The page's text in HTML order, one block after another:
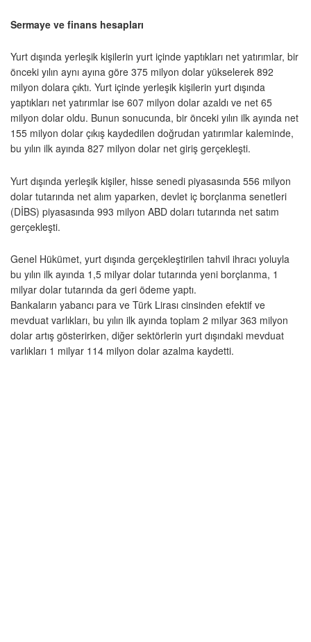
Sermaye ve finans hesapları
Yurt dışında yerleşik kişilerin yurt içinde yaptıkları net yatırımlar, bir
önceki yılın aynı ayına göre 375 milyon dolar yükselerek 892
milyon dolara çıktı. Yurt içinde yerleşik kişilerin yurt dışında
yaptıkları net yatırımlar ise 607 milyon dolar azaldı ve net 65
milyon dolar oldu. Bunun sonucunda, bir önceki yılın ilk ayında net
155 milyon dolar çıkış kaydedilen doğrudan yatırımlar kaleminde,
bu yılın ilk ayında 827 milyon dolar net giriş gerçekleşti.
Yurt dışında yerleşik kişiler, hisse senedi piyasasında 556 milyon
dolar tutarında net alım yaparken, devlet iç borçlanma senetleri
(DİBS) piyasasında 993 milyon ABD doları tutarında net satım
gerçekleşti.
Genel Hükümet, yurt dışında gerçekleştirilen tahvil ihracı yoluyla
bu yılın ilk ayında 1,5 milyar dolar tutarında yeni borçlanma, 1
milyar dolar tutarında da geri ödeme yaptı.
Bankaların yabancı para ve Türk Lirası cinsinden efektif ve
mevduat varlıkları, bu yılın ilk ayında toplam 2 milyar 363 milyon
dolar artış gösterirken, diğer sektörlerin yurt dışındaki mevduat
varlıkları 1 milyar 114 milyon dolar azalma kaydetti.